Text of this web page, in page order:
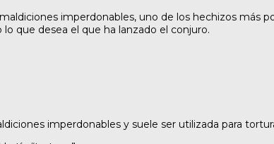
imperdonables, uno de los hechizos más
lo que desea el que ha lanzado el conjuro.
imperdonables y suele ser utilizada para